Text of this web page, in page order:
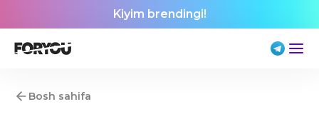
Kiyim brendingi!
Bosh sahifa